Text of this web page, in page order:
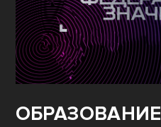
ОБРАЗОВАНИЕ